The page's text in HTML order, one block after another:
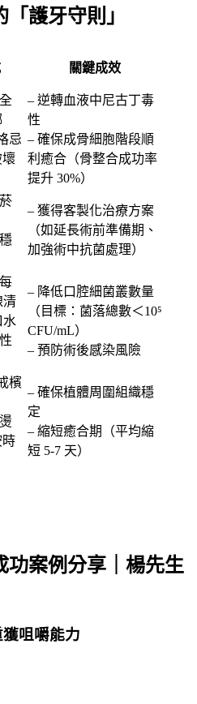
護牙守則」
關鍵成效
忌
– 逆轉血液中尼古丁毒
性
– 確保成骨細胞階段順
利癒合（骨整合成功率
提升 30%）
– 獲得客製化治療方案
（如延長術前準備期、
加強術中抗菌處理）
清
水
– 降低口腔細菌叢數量
（目標：菌落總數＜10⁵
CFU/mL）
– 預防術後感染風險
檳
時
– 確保植體周圍組織穩
定
– 縮短癒合期（平均縮
短 5-7 天）
功案例分享｜楊先生
咀嚼能力